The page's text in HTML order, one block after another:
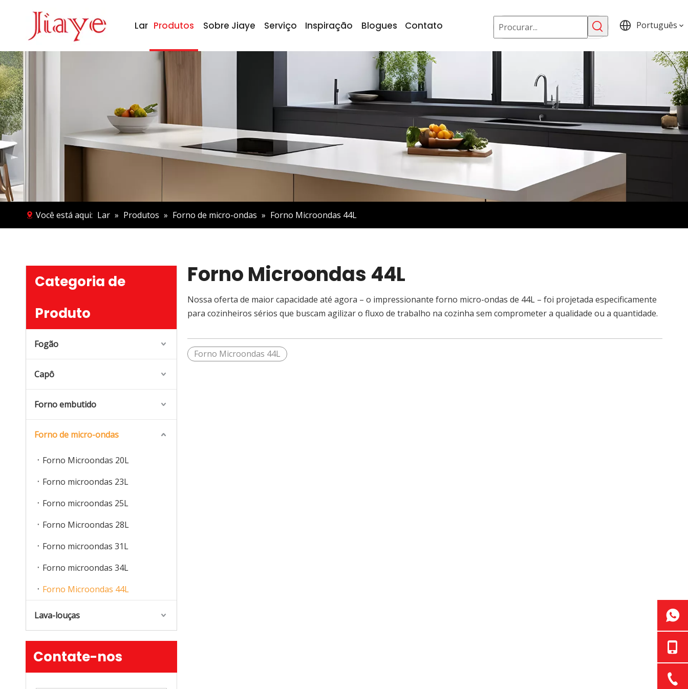
Lar Produtos Sobre Jiaye Serviço Inspiração Blogues Contato Português
Você está aqui: Lar » Produtos » Forno de micro-ondas » Forno Microondas 44L
Categoria de
Produto
Fogão
Capô
Forno embutido
Forno de micro-ondas
Forno Microondas 20L
Forno microondas 23L
Forno microondas 25L
Forno Microondas 28L
Forno microondas 31L
Forno microondas 34L
Forno Microondas 44L
Lava-louças
Contate-nos
Forno Microondas 44L
Nossa oferta de maior capacidade até agora – o impressionante forno micro-ondas de 44L – foi projetada especificamente
para cozinheiros sérios que buscam agilizar o fluxo de trabalho na cozinha sem comprometer a qualidade ou a quantidade.
Forno Microondas 44L